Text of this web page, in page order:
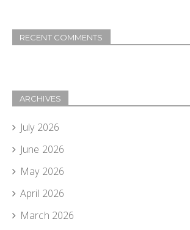
RECENT COMMENTS
ARCHIVES
July 2026
June 2026
May 2026
April 2026
March 2026